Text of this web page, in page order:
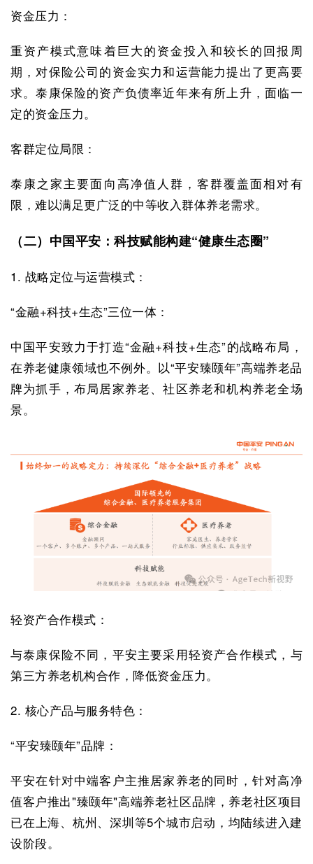
资金压力：
重资产模式意味着巨大的资金投入和较长的回报周
期，对保险公司的资金实力和运营能力提出了更高要
求。泰康保险的资产负债率近年来有所上升，面临一
定的资金压力。
客群定位局限：
泰康之家主要面向高净值人群，客群覆盖面相对有
限，难以满足更广泛的中等收入群体养老需求。
（二）中国平安：科技赋能构建“健康生态圈”
1. 战略定位与运营模式：
“金融+科技+生态”三位一体：
中国平安致力于打造“金融+科技+生态”的战略布局，
在养老健康领域也不例外。以“平安臻颐年”高端养老品
牌为抓手，布局居家养老、社区养老和机构养老全场
景。
轻资产合作模式：
与泰康保险不同，平安主要采用轻资产合作模式，与
第三方养老机构合作，降低资金压力。
2. 核心产品与服务特色：
“平安臻颐年”品牌：
平安在针对中端客户主推居家养老的同时，针对高净
值客户推出"臻颐年"高端养老社区品牌，养老社区项目
已在上海、杭州、深圳等5个城市启动，均陆续进入建
设阶段。